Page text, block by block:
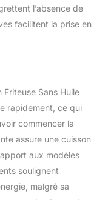
chaud de 18
grande
nettoyage
une
avec un
antiadhésif et
cet airfryer
et se
plus
l’absence de
facilitent la prise en
Sans Huile
rapidement, ce qui
commencer la
assure une cuisson
aux modèles
soulignent
malgré sa